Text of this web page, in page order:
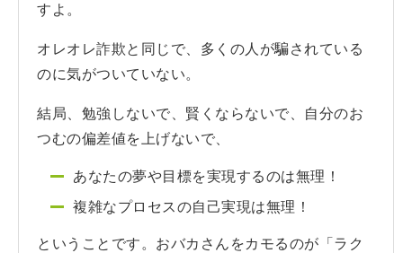
すよ。
オレオレ詐欺と同じで、多くの人が騙されている
のに気がついていない。
結局、勉強しないで、賢くならないで、自分のお
つむの偏差値を上げないで、
あなたの夢や目標を実現するのは無理！
複雑なプロセスの自己実現は無理！
ということです。おバカさんをカモるのが「ラク